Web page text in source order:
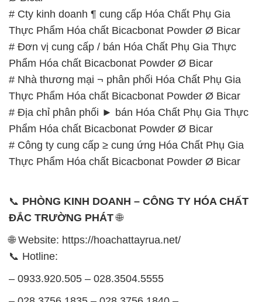
# Nhà thương mại ¬ phân phối Hóa Chất Phụ Gia
Thực Phẩm Hóa chất Bicacbonat Powder Ø Bicar
# Địa chỉ phân phối ► bán Hóa Chất Phụ Gia Thực
Phẩm Hóa chất Bicacbonat Powder Ø Bicar
# Công ty cung cấp ≥ cung ứng Hóa Chất Phụ Gia
Thực Phẩm Hóa chất Bicacbonat Powder Ø Bicar
📞PHÒNG KINH DOANH – CÔNG TY HÓA CHẤT
ĐẮC TRƯỜNG PHÁT🌐
🌐 Website: https://hoachattayrua.net/
– 0933.920.505 – 028.3504.5555
028.3756.1841- 028.3756.1842
0902.765.866